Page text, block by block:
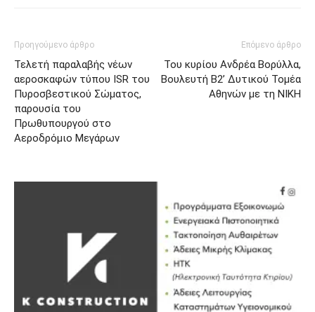
Προηγούμενο άρθρο
Τελετή παραλαβής νέων
αεροσκαφών τύπου ISR του
Πυροσβεστικού Σώματος,
παρουσία του
Πρωθυπουργού στο
Αεροδρόμιο Μεγάρων
Επόμενο άρθρο
Του κυρίου Ανδρέα Βορύλλα,
Βουλευτή Β2’ Δυτικού Τομέα
Αθηνών με τη ΝΙΚΗ